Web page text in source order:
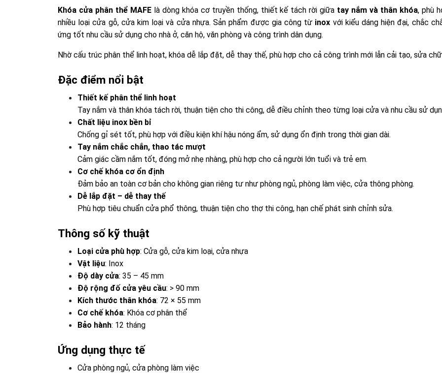
Khóa cửa phân thể MAFElà dòng khóa cơ truyền thống, thiết kế tách rời giữa tay nắm và thân khóa, phù
nhiều loại cửa gỗ, cửa kim loại và cửa nhựa. Sản phẩm được gia công từ inox với kiểu dáng hiện đại, chắc
ứng tốt nhu cầu sử dụng cho nhà ở, căn hộ, văn phòng và công trình dân dụng.
Nhờ cấu trúc phân thể linh hoạt, khóa dễ lắp đặt, dễ thay thế, phù hợp cho cả công trình mới lẫn cải tạo, sửa
Đặc điểm nổi bật
Thiết kế phân thể linh hoạt
Tay nắm và thân khóa tách rời, thuận tiện cho thi công, dễ điều chỉnh theo từng loại cửa và nhu cầu sử
Chất liệu inox bền bỉ
Chống gỉ sét tốt, phù hợp với điều kiện khí hậu nóng ẩm, sử dụng ổn định trong thời gian dài.
Tay nắm chắc chắn, thao tác mượt
Cảm giác cầm nắm tốt, đóng mở nhẹ nhàng, phù hợp cho cả người lớn tuổi và trẻ em.
Cơ chế khóa cơ ổn định
Đảm bảo an toàn cơ bản cho không gian riêng tư như phòng ngủ, phòng làm việc, cửa thông phòng.
Dễ lắp đặt – dễ thay thế
Phù hợp tiêu chuẩn cửa phổ thông, thuận tiện cho thợ thi công, hạn chế phát sinh chỉnh sửa.
Thông số kỹ thuật
Loại cửa phù hợp: Cửa gỗ, cửa kim loại, cửa nhựa
Vật liệu: Inox
Độ dày cửa: 35 – 45 mm
Độ rộng đố cửa yêu cầu: > 90 mm
Kích thước thân khóa: 72 × 55 mm
Cơ chế khóa: Khóa cơ phân thể
Bảo hành: 12 tháng
Ứng dụng thực tế
Cửa phòng ngủ, cửa phòng làm việc